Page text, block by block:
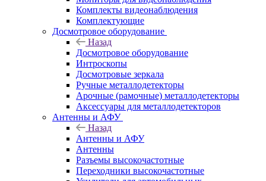
Комплекты видеонаблюдения
Комплектующие
Досмотровое оборудование
Назад
Досмотровое оборудование
Интроскопы
Досмотровые зеркала
Ручные металлодетекторы
Арочные (рамочные) металлодетекторы
Аксессуары для металлодетекторов
Антенны и АФУ
Назад
Антенны и АФУ
Антенны
Разъемы высокочастотные
Переходники высокочастотные